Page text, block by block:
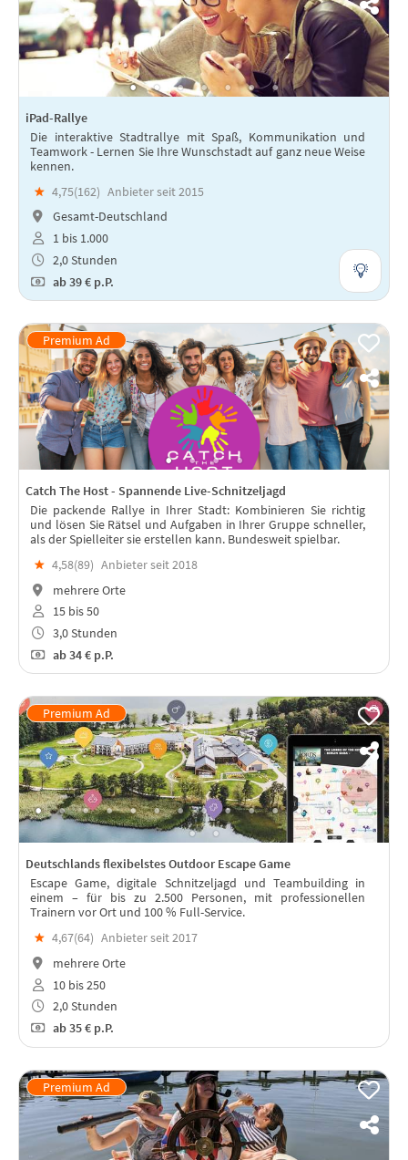
iPad-Rallye
Die interaktive Stadtrallye mit Spaß, Kommunikation und
Teamwork - Lernen Sie Ihre Wunschstadt auf ganz neue Weise
kennen.
★ 4,75(162) Anbieter seit 2015
Gesamt-Deutschland
1 bis 1.000
2,0 Stunden
ab39 € p.P.
Catch The Host - Spannende Live-Schnitzeljagd
Die packende Rallye in Ihrer Stadt: Kombinieren Sie richtig
und lösen Sie Rätsel und Aufgaben in Ihrer Gruppe schneller,
als der Spielleiter sie erstellen kann. Bundesweit spielbar.
★ 4,58(89) Anbieter seit 2018
mehrere Orte
15 bis 50
3,0 Stunden
ab34 € p.P.
Deutschlands flexibelstes Outdoor Escape Game
Escape Game, digitale Schnitzeljagd und Teambuilding in
einem – für bis zu 2.500 Personen, mit professionellen
Trainern vor Ort und 100 % Full-Service.
★ 4,67(64) Anbieter seit 2017
mehrere Orte
10 bis 250
2,0 Stunden
ab35 € p.P.